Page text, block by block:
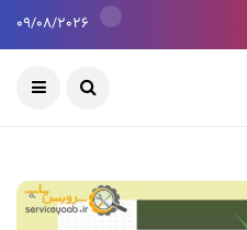
09/08/2026